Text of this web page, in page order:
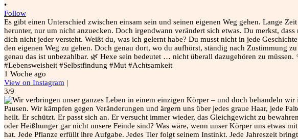
•
Follow
Es gibt einen Unterschied zwischen einsam sein und seinen eigenen Weg gehen. Lange
herunter, nur um nicht anzuecken. Doch irgendwann verändert sich etwas. Du merkst,
dich nicht jeder versteht. Weißt du, was ich gelernt habe? Du musst nicht in jede
den eigenen Weg zu gehen. Doch genau dort, wo du aufhörst, ständig nach Zustimmung
genau das ist unbezahlbar. 🌿 Hexe sein bedeutet … nicht überall dazugehören zu
#Lebensweisheit #Selbstfindung #Mut #Achtsamkeit
1 Woche ago
View on Instagram |
3/9